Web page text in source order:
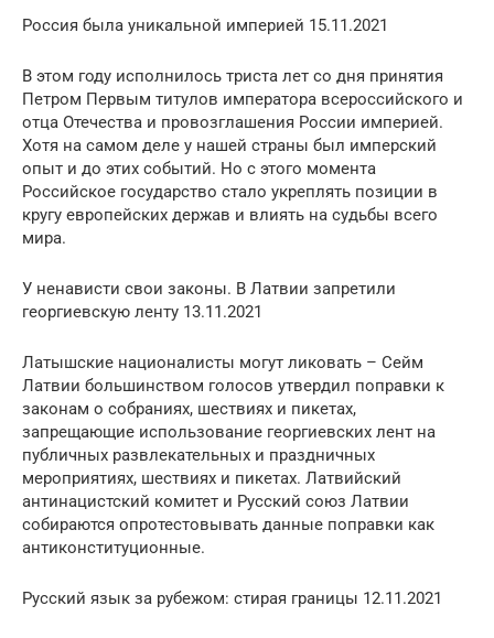
Россия была уникальной империей 15.11.2021
В этом году исполнилось триста лет со дня принятия
Петром Первым титулов императора всероссийского и
отца Отечества и провозглашения России империей.
Хотя на самом деле у нашей страны был имперский
опыт и до этих событий. Но с этого момента
Российское государство стало укреплять позиции в
кругу европейских держав и влиять на судьбы всего
мира.
У ненависти свои законы. В Латвии запретили
георгиевскую ленту 13.11.2021
Латышские националисты могут ликовать – Сейм
Латвии большинством голосов утвердил поправки к
законам о собраниях, шествиях и пикетах,
запрещающие использование георгиевских лент на
публичных развлекательных и праздничных
мероприятиях, шествиях и пикетах. Латвийский
антинацистский комитет и Русский союз Латвии
собираются опротестовывать данные поправки как
антиконституционные.
Русский язык за рубежом: стирая границы 12.11.2021